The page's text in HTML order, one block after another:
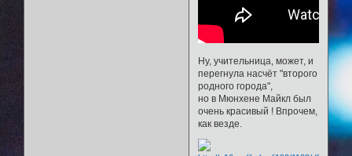
Ну, учительница, может, и
перегнула насчёт "второго
родного города",
но в Мюнхене Майкл был
очень красивый ! Впрочем,
как везде.